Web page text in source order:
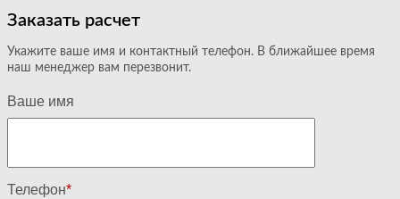
Заказать расчет
Укажите ваше имя и контактный телефон. В ближайшее время
наш менеджер вам перезвонит.
Ваше имя
Телефон*